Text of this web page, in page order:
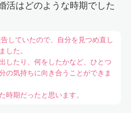
活はどのような時期でした
していたので、自分を見つめ直し
した。
したり、何をしたかなど、ひとつ
の気持ちに向き合うことができま
時期だったと思います。